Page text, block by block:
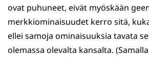
ovat puhuneet, eivät myöskään
merkkiominaisuudet kerro sitä,
ellei samoja ominaisuuksia tavata
olemassa olevalta kansalta.